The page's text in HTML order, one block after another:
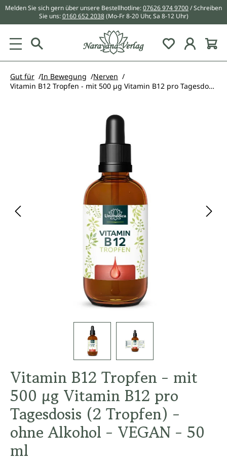
springen
Melden Sie sich gern über unsere Bestellhotline:07626 974 9700/ Schreiben
Sie uns:0160 652 2038 (Mo-Fr 8-20 Uhr, Sa 8-12 Uhr)
Du hast 0
Gut für In Bewegung
Nerven
Vitamin B12 Tropfen - mit 500 µg Vitamin B12 pro Tagesdosis (2 Tropfen) - ohne Alkohol - VEGAN - 50 ml
Bildergalerie überspringen
Vitamin B12 Tropfen - mit
500 µg Vitamin B12 pro
Tagesdosis (2 Tropfen) -
ohne Alkohol - VEGAN - 50
ml